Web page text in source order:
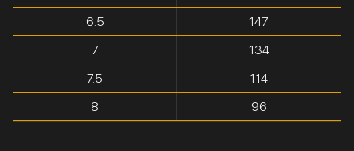
6.5
147
7
134
7.5
114
8
96